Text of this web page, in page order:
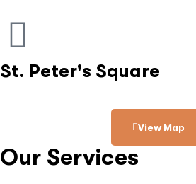
St. Peter's Square
View Map
Our Services